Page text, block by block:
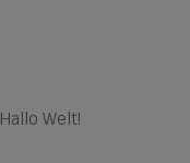
Hallo Welt!